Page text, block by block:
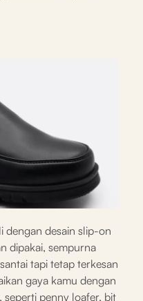
dengan desain slip-on
dipakai, sempurna
tapi tetap terkesan
gaya kamu dengan
seperti penny loafer, bit